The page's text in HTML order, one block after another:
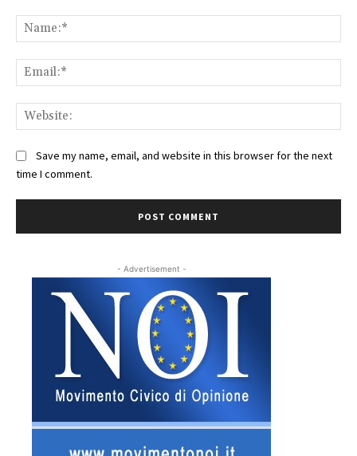
Save my name, email, and website in this browser for the next
time I comment.
- Advertisement -